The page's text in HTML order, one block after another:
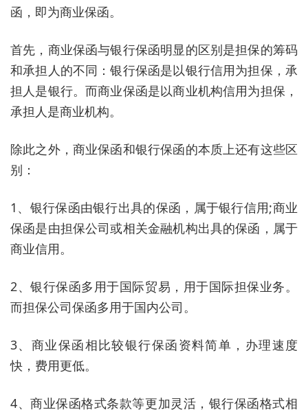
函，即为商业保函。
首先，商业保函与银行保函明显的区别是担保的筹码
和承担人的不同：银行保函是以银行信用为担保，承
担人是银行。而商业保函是以商业机构信用为担保，
承担人是商业机构。
除此之外，商业保函和银行保函的本质上还有这些区
别：
1、银行保函由银行出具的保函，属于银行信用;商业
保函是由担保公司或相关金融机构出具的保函，属于
商业信用。
2、银行保函多用于国际贸易，用于国际担保业务。
而担保公司保函多用于国内公司。
3、商业保函相比较银行保函资料简单，办理速度
快，费用更低。
4、商业保函格式条款等更加灵活，银行保函格式相